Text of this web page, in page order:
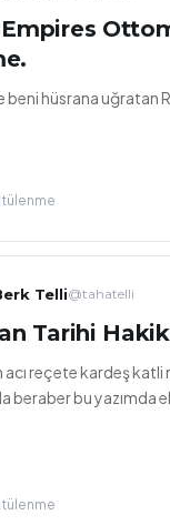
beni hüsrana
Telli@tahatelli
Tarihi
acı reçete kardeş
beraber bu yazımda